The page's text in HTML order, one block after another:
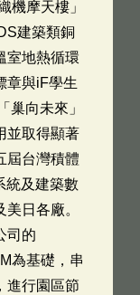
機摩天樓」
建築類銅
室地熱循環
章與iF學生
巢向未來」
並取得顯著
屆台灣積體
統及建築數
日各廠。
司的
為基礎，串
進行園區節